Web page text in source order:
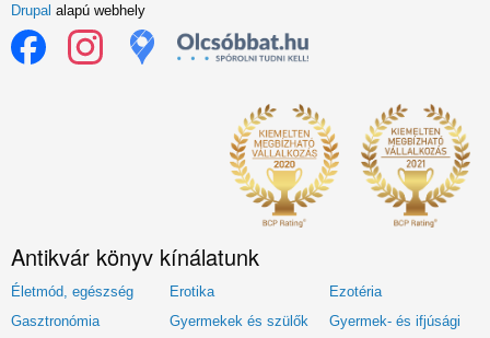
Drupal alapú webhely
Antikvár könyv kínálatunk
Életmód, egészség Erotika
Ezotéria
Gasztronómia
Gyermekek és szülők Gyermek- és ifjúsági